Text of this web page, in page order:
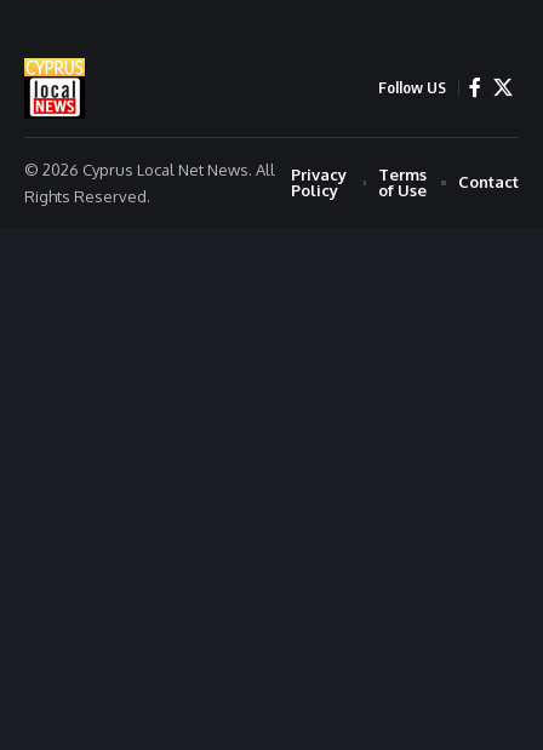
Follow US
© 2026 Cyprus Local Net News. All
Rights Reserved.
Privacy
Policy
Terms
of Use
Contact